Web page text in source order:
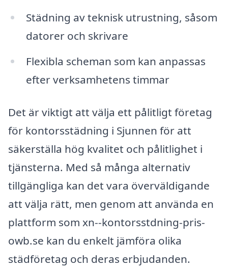
Städning av teknisk utrustning, såsom
datorer och skrivare
Flexibla scheman som kan anpassas
efter verksamhetens timmar
Det är viktigt att välja ett pålitligt företag
för kontorsstädning i Sjunnen för att
säkerställa hög kvalitet och pålitlighet i
tjänsterna. Med så många alternativ
tillgängliga kan det vara överväldigande
att välja rätt, men genom att använda en
plattform som xn--kontorsstdning-pris-
owb.se kan du enkelt jämföra olika
städföretag och deras erbjudanden.